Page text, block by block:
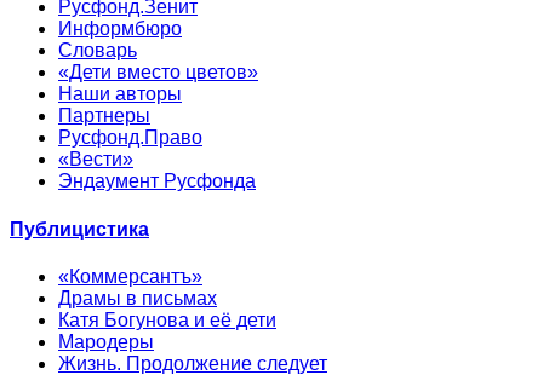
Русфонд.Зенит
Информбюро
Словарь
«Дети вместо цветов»
Наши авторы
Партнеры
Русфонд.Право
«Вести»
Эндаумент Русфонда
Публицистика
«Коммерсантъ»
Драмы в письмах
Катя Богунова и её дети
Мародеры
Жизнь. Продолжение следует